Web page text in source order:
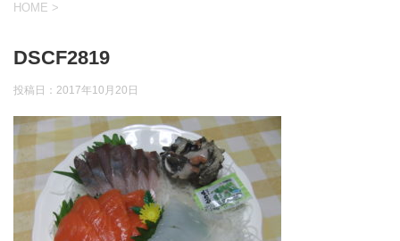
HOME >
DSCF2819
投稿日： 2017年10月20日